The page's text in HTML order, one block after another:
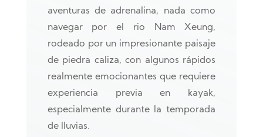
aventuras de adrenalina, nada como
navegar por el rio Nam Xeung,
rodeado por un impresionante paisaje
de piedra caliza, con algunos rápidos
realmente emocionantes que requiere
experiencia previa en kayak,
especialmente durante la temporada
de lluvias.